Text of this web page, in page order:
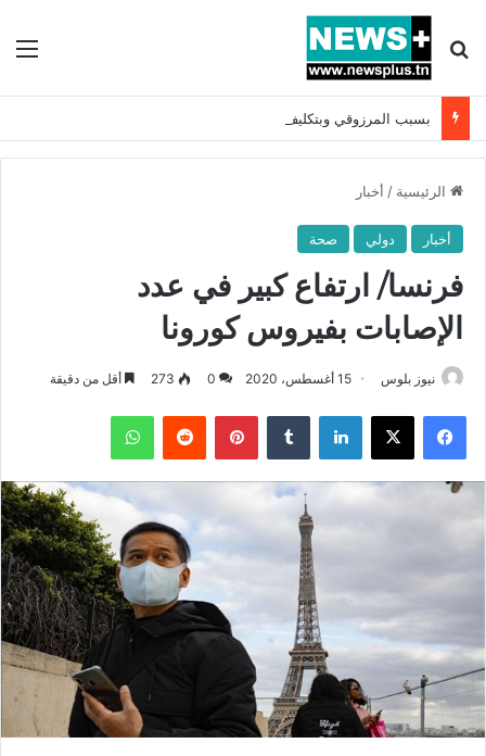
بحث عن
الرئيسية / أخبار
أخبار دولي صحة
فرنسا/ ارتفاع كبير في عدد
الإصابات بفيروس كورونا
نيوز بلوس 15 أغسطس، 2020 0
273 أقل من دقيقة
فيسبوك X لينكدإن بينتيريست واتساب